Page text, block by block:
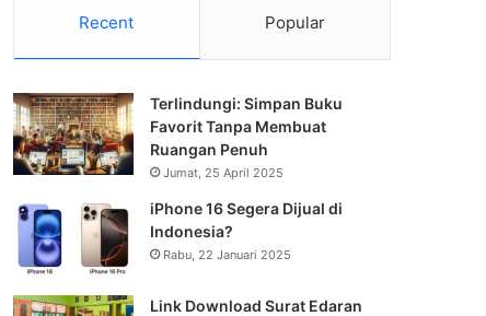
Recent Popular
Terlindungi: Simpan Buku
Favorit Tanpa Membuat
Ruangan Penuh
Jumat, 25 April 2025
iPhone 16 Segera Dijual di
Indonesia?
Rabu, 22 Januari 2025
Link Download Surat Edaran